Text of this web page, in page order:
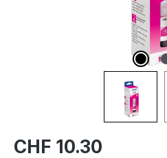
CHF 10.30